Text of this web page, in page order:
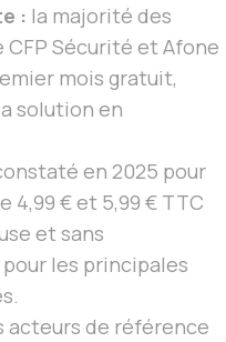
: la majorité des
Sécurité et Afone
mois gratuit,
solution en
en 2025 pour
4,99 € et 5,99 € TTC
et sans
les principales
acteurs de référence